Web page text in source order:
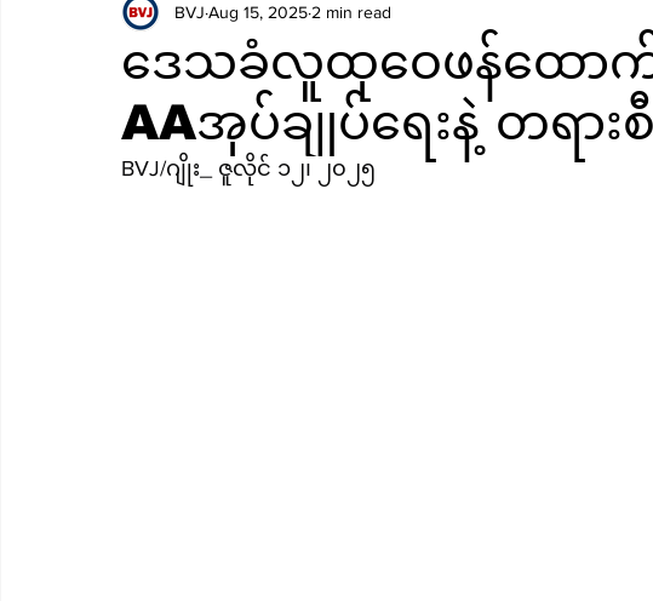
Video
ဒေသခံလူထုဝေဖန်ထောက်
AAအုပ်ချုပ်ရေးနဲ့ တရား
BVJ Aug 15, 2025 2 min read
BVJ/ဂျိုး_ ဇူလိုင် ၁၂၊ ၂၀၂၅